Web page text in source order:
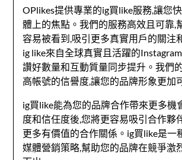
OPlikes提供專業的ig買like服務,讓您
體上的焦點。我們的服務高效且可靠,
容易被看到,吸引更多真實用戶的關注
ig like來自全球真實且活躍的
讚好數量和互動質量同步提升。我們
高帳號的信譽度,讓您的品牌形象更加
ig買like能為您的品牌合作帶來更多機
度和信任度後,您將更容易吸引合作夥
更多有價值的合作關係。ig買like是一
媒體營銷策略,幫助您的品牌在競爭激